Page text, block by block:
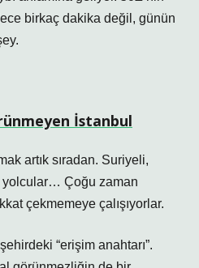
birkaç dakika değil, günün
İstanbul
artık sıradan. Suriyeli,
yolcular… Çoğu zaman
çekmemeye çalışıyorlar.
“erişim anahtarı”.